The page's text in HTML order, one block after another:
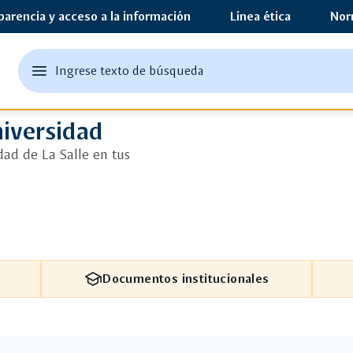
y acceso a la información Línea ética
menu
abrir
menu
principal
Ingrese texto de búsqueda
edit
Ingrese
o
una
palabra
de La Salle en tus
San Juan Bautista de La Salle,
schoolDocumentos institucionales